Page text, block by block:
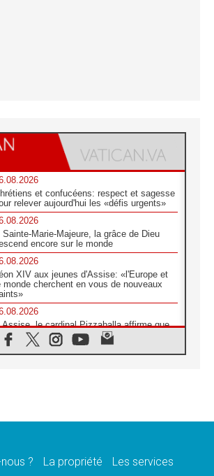
et confucéens: respect et sagesse
relever aujourd'hui les «défis urgents»
Sainte-Marie-Majeure, la grâce de Dieu
encore sur le monde
XIV aux jeunes d'Assise: «l'Europe et
monde cherchent en vous de nouveaux
Assise, le cardinal Pizzaballa affirme que
chrétiens veulent la paix»
de paix et de dignité humaine»
? La propriété Les services